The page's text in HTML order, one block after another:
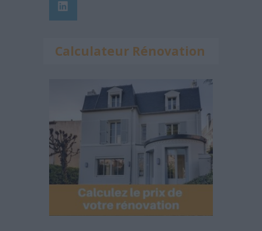
Calculateur Rénovation